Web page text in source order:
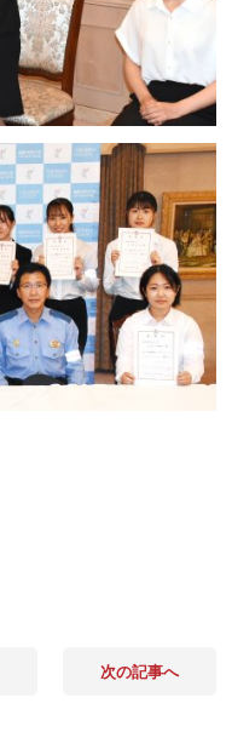
次の記事へ